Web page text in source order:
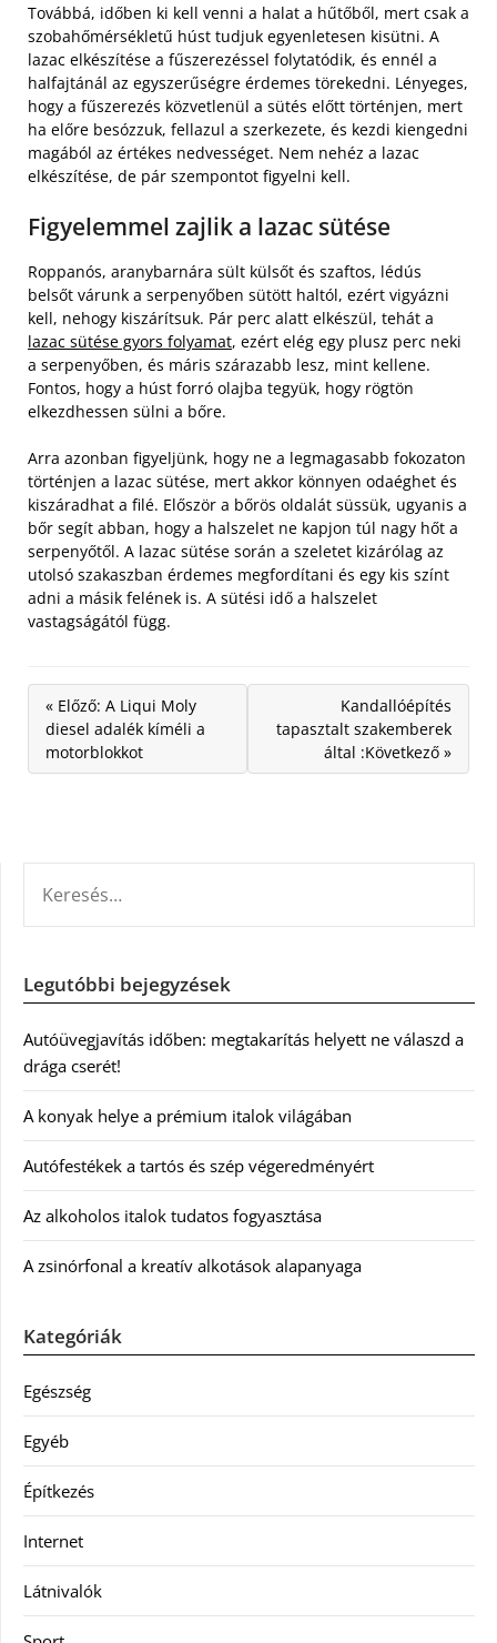
Továbbá, időben ki kell venni a halat a hűtőből, mert csak a
szobahőmérsékletű húst tudjuk egyenletesen kisütni. A
lazac elkészítése a fűszerezéssel folytatódik, és ennél a
halfajtánál az egyszerűségre érdemes törekedni. Lényeges,
hogy a fűszerezés közvetlenül a sütés előtt történjen, mert
ha előre besózzuk, fellazul a szerkezete, és kezdi kiengedni
magából az értékes nedvességet. Nem nehéz a lazac
elkészítése, de pár szempontot figyelni kell.
Figyelemmel zajlik a lazac sütése
Roppanós, aranybarnára sült külsőt és szaftos, lédús
belsőt várunk a serpenyőben sütött haltól, ezért vigyázni
kell, nehogy kiszárítsuk. Pár perc alatt elkészül, tehát a
lazac sütése gyors folyamat, ezért elég egy plusz perc neki
a serpenyőben, és máris szárazabb lesz, mint kellene.
Fontos, hogy a húst forró olajba tegyük, hogy rögtön
elkezdhessen sülni a bőre.
Arra azonban figyeljünk, hogy ne a legmagasabb fokozaton
történjen a lazac sütése, mert akkor könnyen odaéghet és
kiszáradhat a filé. Először a bőrös oldalát süssük, ugyanis a
bőr segít abban, hogy a halszelet ne kapjon túl nagy hőt a
serpenyőtől. A lazac sütése során a szeletet kizárólag az
utolsó szakaszban érdemes megfordítani és egy kis színt
adni a másik felének is. A sütési idő a halszelet
vastagságától függ.
« Előző: A Liqui Moly
diesel adalék kíméli a
motorblokkot
Kandallóépítés
tapasztalt szakemberek
által :Következő »
Legutóbbi bejegyzések
Autóüvegjavítás időben: megtakarítás helyett ne válaszd a
drága cserét!
A konyak helye a prémium italok világában
Autófestékek a tartós és szép végeredményért
Az alkoholos italok tudatos fogyasztása
A zsinórfonal a kreatív alkotások alapanyaga
Kategóriák
Egészség
Egyéb
Építkezés
Internet
Látnivalók